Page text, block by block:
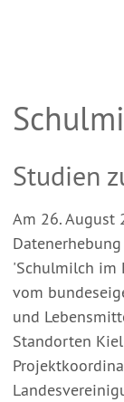
Studien
Am 26. August
'Schulmilch im
vom
und
Standorten